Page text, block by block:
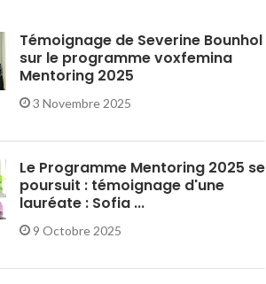
Témoignage de Severine Bounhol
sur le programme voxfemina
Mentoring 2025
3 Novembre 2025
Le Programme Mentoring 2025 se
poursuit : témoignage d'une
lauréate : Sofia ...
9 Octobre 2025